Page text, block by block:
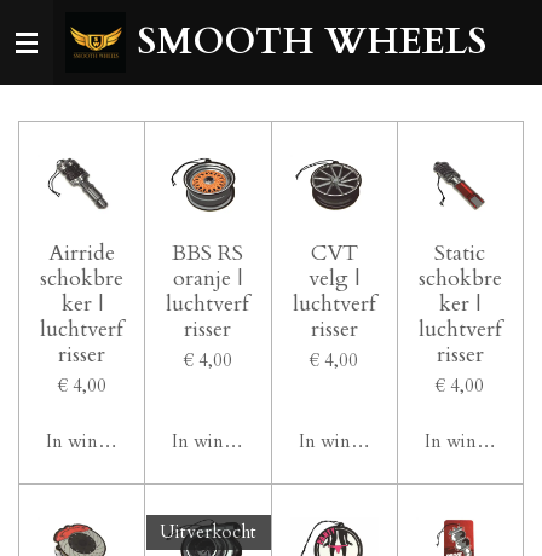
direct
SMOOTH WHEELS
Airride
schokbre
ker |
luchtverf
risser
€ 4,00
In winkelwagen
BBS RS
oranje |
luchtverf
risser
€ 4,00
In winkelwagen
CVT
velg |
luchtverf
risser
€ 4,00
In winkelwagen
Static
schokbre
ker |
luchtverf
risser
€ 4,00
In
Uitverkocht